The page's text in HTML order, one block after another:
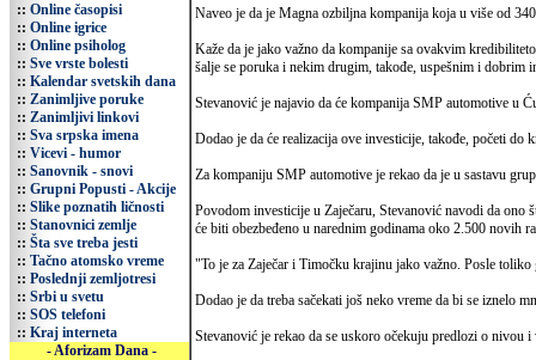
:: Online časopisi
:: Online igrice
:: Online psiholog
:: Sve vrste bolesti
:: Kalendar svetskih dana
:: Zanimljive poruke
:: Zanimljivi linkovi
:: Sva srpska imena
:: Vicevi - humor
:: Sanovnik - snovi
:: Grupni Popusti - Akcije
:: Slike poznatih ličnosti
:: Stanovnici zemlje
:: Šta sve treba jesti
:: Tačno atomsko vreme
:: Poslednji zemljotresi
:: Srbi u svetu
:: SOS telefoni
:: Kraj interneta
- Aforizam Dana -
Naveo je da je Magna ozbiljna kompanija koja u više od
Kaže da je jako važno da kompanije sa ovakvim
šalje se poruka i nekim drugim, takođe, uspešnim i dobrim
Stevanović je najavio da će kompanija SMP automotive u
Dodao je da će realizacija ove investicije, takođe, početi do
Za kompaniju SMP automotive je rekao da je u sastavu
Povodom investicije u Zaječaru, Stevanović navodi da ono
će biti obezbeđeno u narednim godinama oko 2.500 novih
"To je za Zaječar i Timočku krajinu jako važno. Posle
Dodao je da treba sačekati još neko vreme da bi se iznelo
Stevanović je rekao da se uskoro očekuju predlozi o